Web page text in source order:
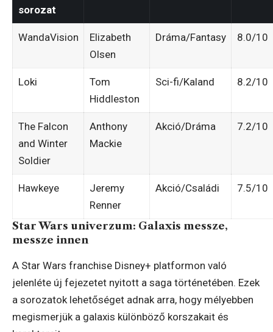
sorozat
WandaVision
Elizabeth
Olsen
Dráma/Fantasy 8.0/10
Loki
Tom
Hiddleston
Sci-fi/Kaland 8.2/10
The Falcon
and Winter
Soldier
Anthony
Mackie
Akció/Dráma 7.2/10
Hawkeye
Jeremy
Renner
Akció/Családi 7.5/10
Star Wars univerzum: Galaxis messze,
messze innen
A Star Wars franchise Disney+ platformon való
jelenléte új fejezetet nyitott a saga történetében. Ezek
a sorozatok lehetőséget adnak arra, hogy mélyebben
megismerjük a galaxis különböző korszakait és